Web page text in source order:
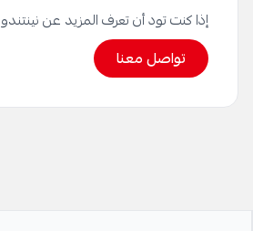
إذا كنت تود أن تعرف المزيد عن نينتندو
تواصل معنا